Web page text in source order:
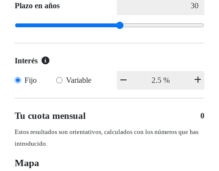
Plazo en años
Interés
Fijo Variable
Tu cuota mensual 0
Estos resultados son orientativos, calculados con los números que has
introducido.
Mapa